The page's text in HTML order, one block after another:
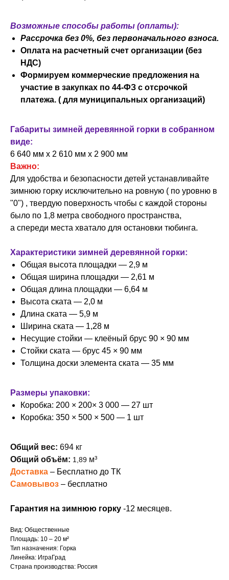
Возможные способы работы (оплаты):
Рассрочка без 0%, без первоначального взноса.
Оплата на расчетный счет организации (без
НДС)
Формируем коммерческие предложения на
участие в закупках по 44-ФЗ с отсрочкой
платежа. ( для муниципальных организаций)
Габариты зимней деревянной горки в собранном
виде:
6 640 мм х 2 610 мм х 2 900 мм
Важно:
Для удобства и безопасности детей устанавливайте
зимнюю горку исключительно на ровную ( по уровню в
"0") , твердую поверхность чтобы с каждой стороны
было по 1,8 метра свободного пространства,
а спереди места хватало для остановки тюбинга.
Характеристики зимней деревянной горки:
Общая высота площадки — 2,9 м
Общая ширина площадки — 2,61 м
Общая длина площадки — 6,64 м
Высота ската — 2,0 м
Длина ската — 5,9 м
Ширина ската — 1,28 м
Несущие стойки — клеёный брус 90 × 90 мм
Стойки ската — брус 45 × 90 мм
Толщина доски элемента ската — 35 мм
Размеры упаковки:
Коробка: 200 × 200× 3 000 — 27 шт
Коробка: 350 × 500 × 500 — 1 шт
Общий вес: 694 кг
Общий объём: 1,89 м³
Доставка – Бесплатно до ТК
Самовывоз – бесплатно
Гарантия на зимнюю горку -12 месяцев.
Вид: Общественные
Площадь: 10 – 20 м²
Тип назначения: Горка
Линейка: ИграГрад
Страна производства: Россия